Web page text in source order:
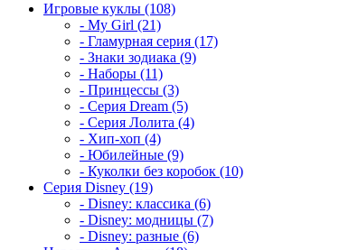
Игровые куклы (108)
- My Girl (21)
- Гламурная серия (17)
- Знаки зодиака (9)
- Наборы (11)
- Принцессы (3)
- Серия Dream (5)
- Серия Лолита (4)
- Хип-хоп (4)
- Юбилейные (9)
- Куколки без коробок (10)
Серия Disney (19)
- Disney: классика (6)
- Disney: модницы (7)
- Disney: разные (6)